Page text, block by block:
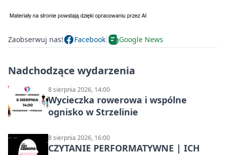
Zaobserwuj nas! Facebook Google News
Nadchodzące wydarzenia
8 sierpnia 2026, 14:00
Wycieczka rowerowa i wspólne
ognisko w Strzelinie
8 sierpnia 2026, 16:00
CZYTANIE PERFORMATYWNE | ICH